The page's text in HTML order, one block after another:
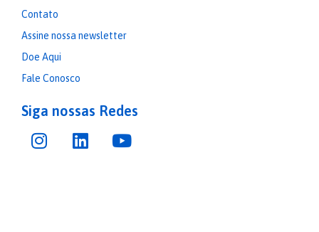
Contato
Assine nossa newsletter
Doe Aqui
Fale Conosco
Siga nossas Redes